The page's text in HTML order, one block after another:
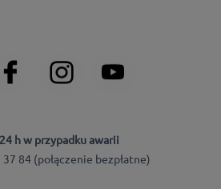
h w przypadku awarii
84 (połączenie bezpłatne)